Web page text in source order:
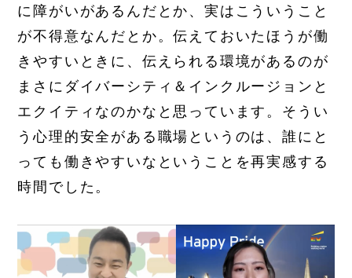
に障がいがあるんだとか、実はこういうこと
が不得意なんだとか。伝えておいたほうが働
きやすいときに、伝えられる環境があるのが
まさにダイバーシティ＆インクルージョンと
エクイティなのかなと思っています。そうい
う心理的安全がある職場というのは、誰にと
っても働きやすいなということを再実感する
時間でした。